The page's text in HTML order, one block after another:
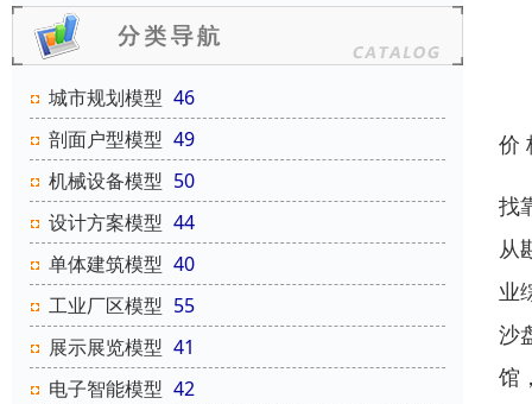
城市规划模型 46
剖面户型模型 49
机械设备模型 50
设计方案模型 44
单体建筑模型 40
工业厂区模型 55
展示展览模型 41
电子智能模型 42
价
找
从
业
沙
馆